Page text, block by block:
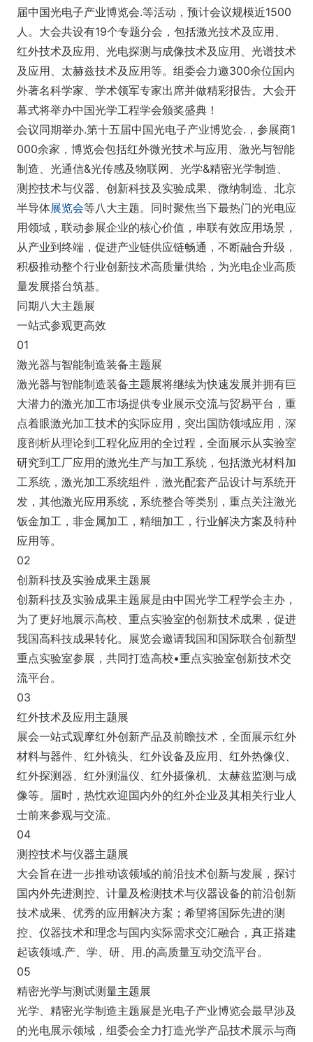
届中国光电子产业博览会.等活动，预计会议规模近1500
人。大会共设有19个专题分会，包括激光技术及应用、
红外技术及应用、光电探测与成像技术及应用、光谱技术
及应用、太赫兹技术及应用等。组委会力邀300余位国内
外著名科学家、学术领军专家出席并做精彩报告。大会开
幕式将举办中国光学工程学会颁奖盛典！
会议同期举办.第十五届中国光电子产业博览会.，参展商1
000余家，博览会包括红外微光技术与应用、激光与智能
制造、光通信&光传感及物联网、光学&精密光学制造、
测控技术与仪器、创新科技及实验成果、微纳制造、北京
半导体展览会等八大主题。同时聚焦当下最热门的光电应
用领域，联动参展企业的核心价值，串联有效应用场景，
从产业到终端，促进产业链供应链畅通，不断融合升级，
积极推动整个行业创新技术高质量供给，为光电企业高质
量发展搭台筑基。
同期八大主题展
一站式参观更高效
01
激光器与智能制造装备主题展
激光器与智能制造装备主题展将继续为快速发展并拥有巨
大潜力的激光加工市场提供专业展示交流与贸易平台，重
点着眼激光加工技术的实际应用，突出国防领域应用，深
度剖析从理论到工程化应用的全过程，全面展示从实验室
研究到工厂应用的激光生产与加工系统，包括激光材料加
工系统，激光加工系统组件，激光配套产品设计与系统开
发，其他激光应用系统，系统整合等类别，重点关注激光
钣金加工，非金属加工，精细加工，行业解决方案及特种
应用等。
02
创新科技及实验成果主题展
创新科技及实验成果主题展是由中国光学工程学会主办，
为了更好地展示高校、重点实验室的创新技术成果，促进
我国高科技成果转化。展览会邀请我国和国际联合创新型
重点实验室参展，共同打造高校•重点实验室创新技术交
流平台。
03
红外技术及应用主题展
展会一站式观摩红外创新产品及前瞻技术，全面展示红外
材料与器件、红外镜头、红外设备及应用、红外热像仪、
红外探测器、红外测温仪、红外摄像机、太赫兹监测与成
像等。届时，热忱欢迎国内外的红外企业及其相关行业人
士前来参观与交流。
04
测控技术与仪器主题展
大会旨在进一步推动该领域的前沿技术创新与发展，探讨
国内外先进测控、计量及检测技术与仪器设备的前沿创新
技术成果、优秀的应用解决方案；希望将国际先进的测
控、仪器技术和理念与国内实际需求交汇融合，真正搭建
起该领域.产、学、研、用.的高质量互动交流平台。
05
精密光学与测试测量主题展
光学、精密光学制造主题展是光电子产业博览会最早涉及
的光电展示领域，组委会全力打造光学产品技术展示与商